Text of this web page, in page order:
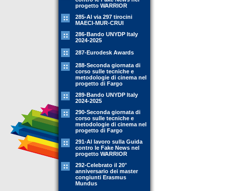
progetto WARRIOR
285-Al via 297 tirocini
MAECI-MUR-CRUI
286-Bando UNYDP Italy
2024-2025
287-Eurodesk Awards
288-Seconda giornata di
corso sulle tecniche e
metodologie di cinema nel
progetto di Fargo
289-Bando UNYDP Italy
2024-2025
290-Seconda giornata di
corso sulle tecniche e
metodologie di cinema nel
progetto di Fargo
291-Al lavoro sulla Guida
contro le Fake News nel
progetto WARRIOR
292-Celebrato il 20°
anniversario dei master
congiunti Erasmus
Mundus